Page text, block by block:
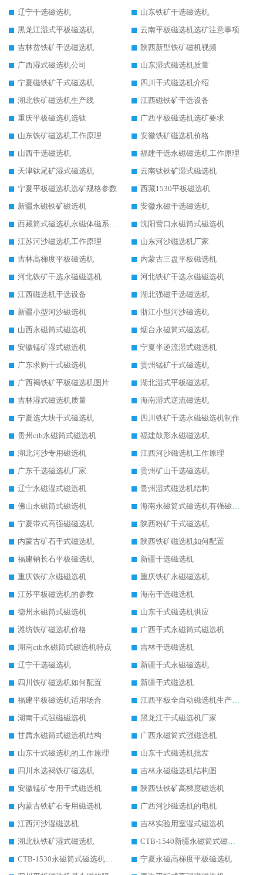
辽宁干选磁选机
山东铁矿干选磁选机
黑龙江湿式平板磁选机
云南平板磁选机选矿注意事项
吉林贫铁矿干选磁选机
陕西新型铁矿磁机视频
广西湿式磁选机公司
山东湿式磁选机质量
宁夏磁铁矿干式磁选机
四川干式磁选机介绍
湖北铁矿磁选机生产线
江西磁铁矿干选设备
重庆平板磁选机选钛
广西平板磁选机选矿要求
山东铁矿磁选机工作原理
安徽铁矿磁选机价格
山西干选磁选机
福建干选永磁磁选机工作原理
天津钛尾矿湿式磁选机
云南钛铁矿湿式磁选机
宁夏平板磁选机选矿规格参数
西藏1530平板磁选机
新疆永磁铁矿磁选机
安徽永磁干选磁选机
西藏筒式磁选机永磁体磁系设计
沈阳营口永磁筒式磁选机
江苏河沙磁选机工作原理
山东河沙磁选机厂家
吉林高梯度平板磁选机
内蒙古三盘平板磁选机
河北铁矿干选永磁磁选机
河北铁矿干选永磁磁选机
江西磁选机干选设备
湖北强磁干选磁选机
新疆小型河沙磁选机
浙江小型河沙磁选机
山西永磁筒式磁选机
烟台永磁筒式磁选机
安徽锰矿湿式磁选机
宁夏半逆流湿式磁选机
广东求购干式磁选机
贵州锰矿干式磁选机
广西褐铁矿平板磁选机图片
湖北湿式平板磁选机
吉林湿式磁选机质量
海南湿式逆流磁选机
宁夏选大块干式磁选机
四川铁矿干选永磁磁选机制作
贵州ctb永磁筒式磁选机
福建鼓形永磁磁选机
湖北河沙专用磁选机
江西河沙磁选机工作原理
广东干选磁选机厂家
贵州矿山干选磁选机
辽宁永磁湿式磁选机
贵州湿式磁选机结构
佛山永磁筒式磁选机
海南永磁筒式磁选机有强磁的吗
宁夏带式高强磁磁选机
陕西粉矿干式磁选机
内蒙古矿石干式磁选机
陕西铁矿磁选机如何配置
福建钠长石平板磁选机
新疆干选磁选机
重庆铁矿永磁磁选机
重庆铁矿永磁磁选机
江苏平板磁选机的参数
海南干选磁选机
德州永磁筒式磁选机
山东干式磁选机供应
潍坊铁矿磁选机价格
广西干式永磁筒式磁选机
湖南ctb永磁筒式磁选机特点
吉林干选磁选机
辽宁干选磁选机
新疆干式永磁磁选机
四川铁矿磁选机如何配置
新疆干式磁选机
福建平板磁选机适用场合
江西平板全自动磁选机生产厂家
湖南干式强磁磁选机
黑龙江干式磁选机厂家
甘肃永磁筒式磁选机结构
广西永磁筒式强磁选机
山东干式磁选机的工作原理
山东干式磁选机批发
四川水选褐铁矿磁选机
吉林永磁磁选机结构图
安徽锰矿专用干式磁选机
陕西钛铁矿高梯度磁选机
内蒙古铁矿石专用磁选机
广西河沙磁选机的电机
江西河沙湿磁选机
吉林实验用室湿式磁选机
湖北钛铁矿湿式磁选机
CTB-1540新疆永磁筒式磁选机
CTB-1530永磁筒式磁选机代理商
宁夏永磁高梯度平板磁选机